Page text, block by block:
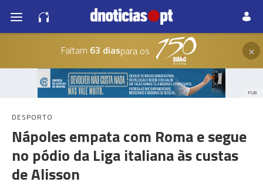
Faltam 63 diaspara os ×
PUB
DESPORTO
Nápoles empata com Roma e segue
no pódio da Liga italiana às custas
de Alisson